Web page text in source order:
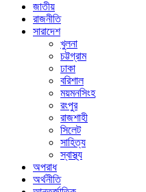
জাতীয়
রাজনীতি
সারাদেশ
খুলনা
চট্টগ্রাম
ঢাকা
বরিশাল
ময়মনসিংহ
রংপুর
রাজশাহী
সিলেট
সাহিত্য
স্বাস্থ্য
অপরাধ
অর্থনীতি